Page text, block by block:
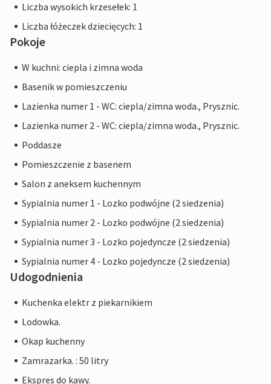
Liczba wysokich krzesełek: 1
Liczba łóżeczek dziecięcych: 1
Pokoje
W kuchni: ciepla i zimna woda
Basenik w pomieszczeniu
Lazienka numer 1 - WC: ciepla/zimna woda., Prysznic.
Lazienka numer 2 - WC: ciepla/zimna woda., Prysznic.
Poddasze
Pomieszczenie z basenem
Salon z aneksem kuchennym
Sypialnia numer 1 - Lozko podwójne (2 siedzenia)
Sypialnia numer 2 - Lozko podwójne (2 siedzenia)
Sypialnia numer 3 - Lozko pojedyncze (2 siedzenia)
Sypialnia numer 4 - Lozko pojedyncze (2 siedzenia)
Udogodnienia
Kuchenka elektr z piekarnikiem
Lodowka.
Okap kuchenny
Zamrazarka. : 50 litry
Ekspres do kawy.